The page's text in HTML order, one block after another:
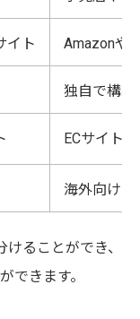
イト Amazonや
独自で構築
ECサイト
海外向け（
ることができ、
できます。